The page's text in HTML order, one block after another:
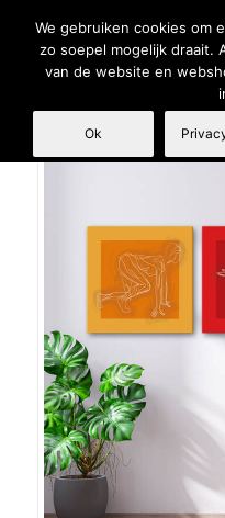
We gebruiken cookies om
zo soepel mogelijk draait.
van de website en
Ok